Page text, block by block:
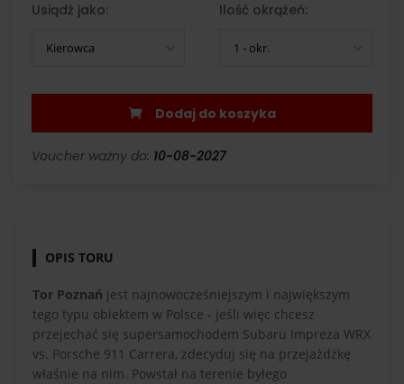
Usiądź jako:
Kierowca
Ilość okrążeń:
1 - okr.
Dodaj do koszyka
Voucher ważny do: 10-08-2027
OPIS TORU
Tor Poznań jest najnowocześniejszym i największym
tego typu obiektem w Polsce - jeśli więc chcesz
przejechać się supersamochodem Subaru Impreza WRX
vs. Porsche 911 Carrera, zdecyduj się na przejażdżkę
właśnie na nim. Powstał na terenie byłego